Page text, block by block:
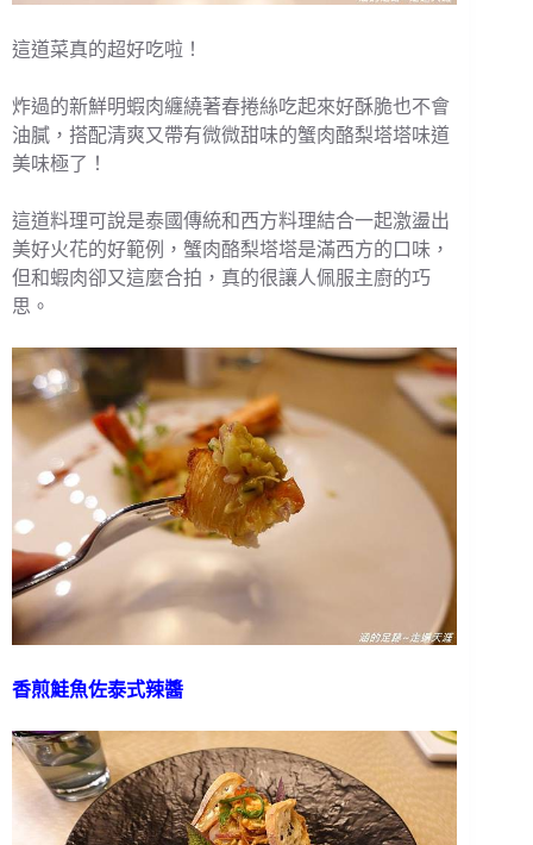
這道菜真的超好吃啦！
炸過的新鮮明蝦肉纏繞著春捲絲吃起來好酥脆也不會
油膩，搭配清爽又帶有微微甜味的蟹肉酪梨塔塔味道
美味極了！
這道料理可說是泰國傳統和西方料理結合一起激盪出
美好火花的好範例，蟹肉酪梨塔塔是滿西方的口味，
但和蝦肉卻又這麼合拍，真的很讓人佩服主廚的巧
思。
香煎鮭魚佐泰式辣醬